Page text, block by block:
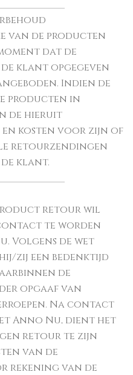
van de producten
dat de
klant opgegeven
Indien de
producten in
de hieruit
kosten voor zijn of
retourzendingen
klant.
product retour wil
te worden
Volgens de wet
zij een bedenktijd
de
opgaaf van
Na contact
Anno Nu, dient het
retour te zijn
van de
rekening van de